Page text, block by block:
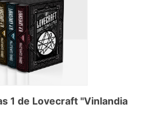
1 de Lovecraft "Vinlandia